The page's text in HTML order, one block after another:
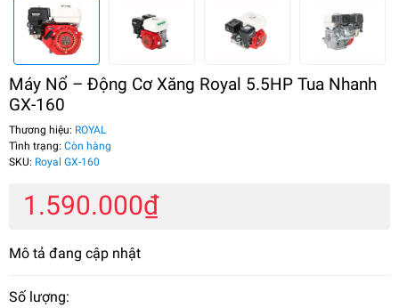
Máy Nổ – Động Cơ Xăng Royal 5.5HP Tua Nhanh
GX-160
Thương hiệu: ROYAL
Tình trạng: Còn hàng
SKU: Royal GX-160
1.590.000₫
Mô tả đang cập nhật
Số lượng: